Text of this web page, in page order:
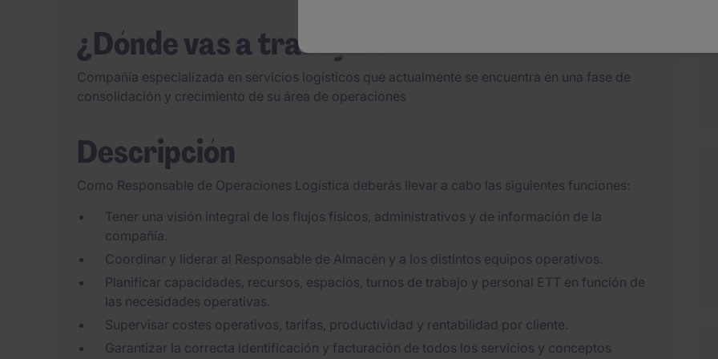
¿Dónde vas a trabajar?
Compañía especializada en servicios logísticos que actualmente se encuentra en una fase de
consolidación y crecimiento de su área de operaciones
Descripción
Como Responsable de Operaciones Logística deberás llevar a cabo las siguientes funciones:
Tener una visión integral de los flujos físicos, administrativos y de información de la
compañía.
Coordinar y liderar al Responsable de Almacén y a los distintos equipos operativos.
Planificar capacidades, recursos, espacios, turnos de trabajo y personal ETT en función de
las necesidades operativas.
Supervisar costes operativos, tarifas, productividad y rentabilidad por cliente.
Garantizar la correcta identificación y facturación de todos los servicios y conceptos